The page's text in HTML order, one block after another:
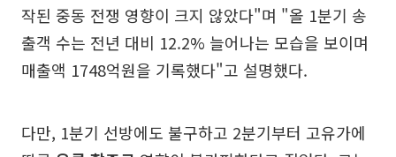
작된 중동 전쟁 영향이 크지 않았다"며 "올 1분기 송
출객 수는 전년 대비 12.2% 늘어나는 모습을 보이며
매출액 1748억원을 기록했다"고 설명했다.
다만, 1분기 선방에도 불구하고 2분기부터 고유가에